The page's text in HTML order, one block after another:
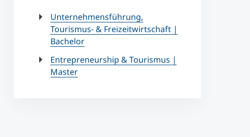
Unternehmensführung,
Tourismus- & Freizeitwirtschaft |
Bachelor
Entrepreneurship & Tourismus |
Master